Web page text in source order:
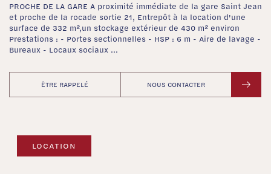
PROCHE DE LA GARE A proximité immédiate de la gare Saint Jean
et proche de la rocade sortie 21, Entrepôt à la location d'une
surface de 332 m²,un stockage extérieur de 430 m² environ
Prestations : - Portes sectionnelles - HSP : 6 m - Aire de lavage -
Bureaux - Locaux sociaux ...
ÊTRE RAPPELÉ NOUS CONTACTER
LOCATION